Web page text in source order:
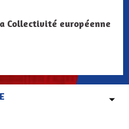
Collectivité européenne